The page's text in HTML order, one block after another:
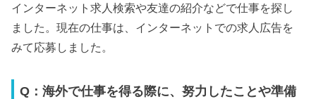
インターネット求人検索や友達の紹介などで仕事を探し
ました。現在の仕事は、インターネットでの求人広告を
みて応募しました。
Q：海外で仕事を得る際に、努力したことや準備